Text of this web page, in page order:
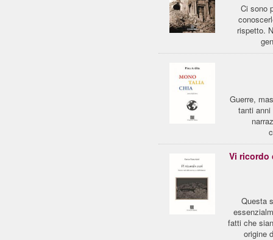
Ci sono
rispetto.
Guerre,
tanti
Vi ricordo
Questa
fatti che
origine